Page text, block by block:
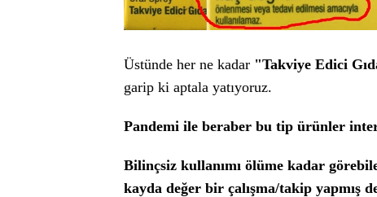
Üstünde her ne kadar "Takviye Edici
garip ki aptala yatıyoruz.
Pandemi ile beraber bu tip ürünler
Bilinçsiz kullanımı ölüme kadar
kayda değer bir çalışma/takip yapmış